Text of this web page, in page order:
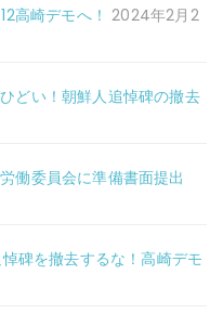
高崎デモへ！ 2024年2月2
どい！朝鮮人追悼碑の撤去
働委員会に準備書面提出
碑を撤去するな！高崎デモ